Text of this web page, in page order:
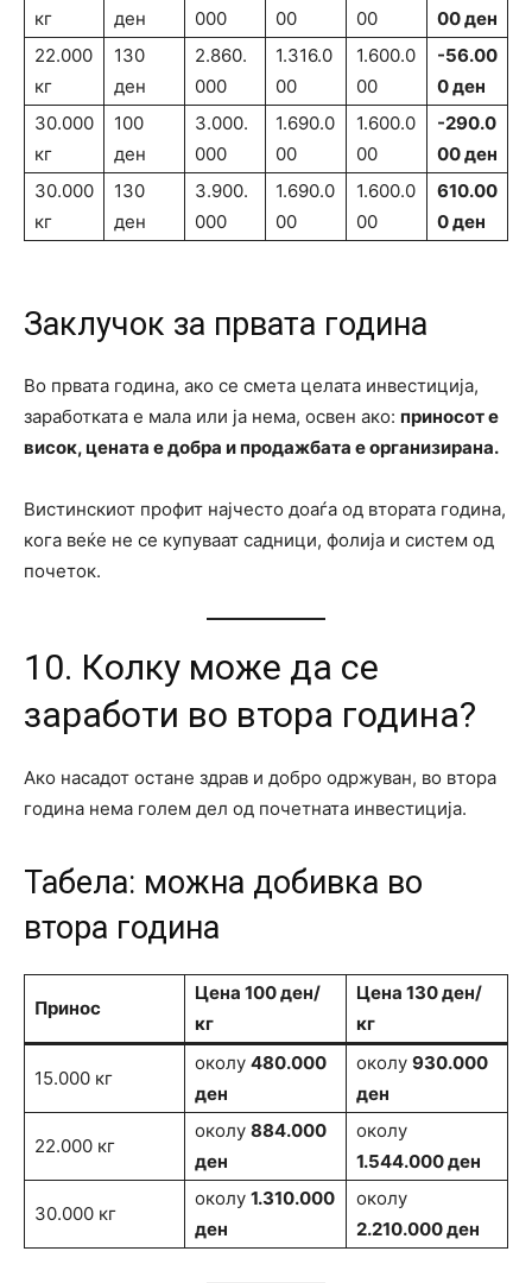
кг
ден
000
00
00
00 ден
22.000
кг
130
ден
2.860.
000
1.316.0
00
1.600.0
00
-56.00
0 ден
30.000
кг
100
ден
3.000.
000
1.690.0
00
1.600.0
00
-290.0
00 ден
30.000
кг
130
ден
3.900.
000
1.690.0
00
1.600.0
00
610.00
0 ден
Заклучок за првата година
Во првата година, ако се смета целата инвестиција,
заработката е мала или ја нема, освен ако: приносот е
висок, цената е добра и продажбата е организирана.
Вистинскиот профит најчесто доаѓа од втората година,
кога веќе не се купуваат садници, фолија и систем од
почеток.
10. Колку може да се
заработи во втора година?
Ако насадот остане здрав и добро одржуван, во втора
година нема голем дел од почетната инвестиција.
Табела: можна добивка во
втора година
Принос
Цена 100 ден/
кг
Цена 130 ден/
кг
15.000 кг
околу 480.000
ден
околу 930.000
ден
22.000 кг
околу 884.000
ден
околу
1.544.000 ден
30.000 кг
околу 1.310.000
ден
околу
2.210.000 ден